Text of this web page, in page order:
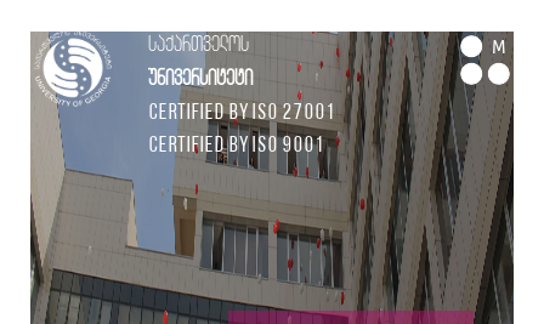
საქართველოს
უნივერსიტეტი
Certified by ISO 27001
Certified by ISO 9001
M